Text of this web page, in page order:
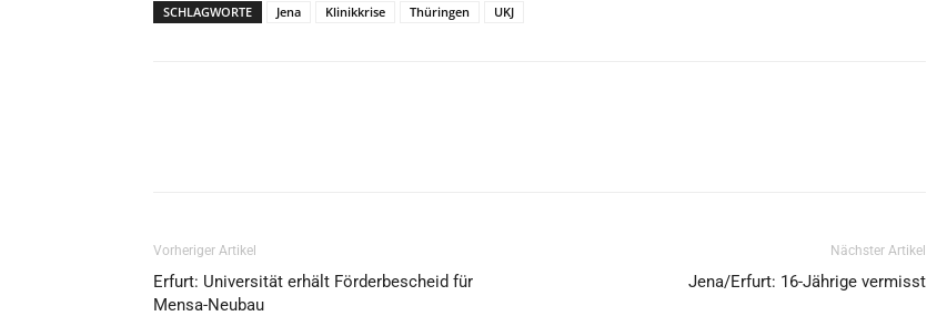
SCHLAGWORTE Jena Klinikkrise Thüringen UKJ
Vorheriger Artikel
Erfurt: Universität erhält Förderbescheid für
Mensa-Neubau
Nächster Artikel
Jena/Erfurt: 16-Jährige vermisst